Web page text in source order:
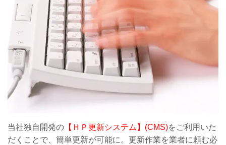
当社独自開発の 【ＨＰ更新システム】(CMS)をご利用いた
だくことで、簡単更新が可能に。更新作業を業者に頼む必